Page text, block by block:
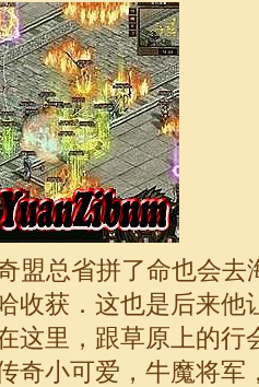
盟总省拼了命也会去
收获．这也是后来他
这里，跟草原上的行
奇小可爱，牛魔将军